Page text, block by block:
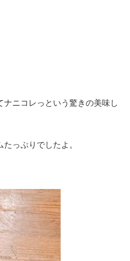
ニコレっという驚きの美味し
っぷりでしたよ。